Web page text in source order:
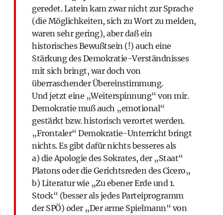
geredet. Latein kam zwar nicht zur Sprache
(die Möglichkeiten, sich zu Wort zu melden,
waren sehr gering), aber daß ein
historisches Bewußtsein (!) auch eine
Stärkung des Demokratie-Verständnisses
mit sich bringt, war doch von
überraschender Übereinstimmung.
Und jetzt eine „Weiterspinnung“ von mir.
Demokratie muß auch „emotional“
gestärkt bzw. historisch verortet werden.
„Frontaler“ Demokratie-Unterricht bringt
nichts. Es gibt dafür nichts besseres als
a) die Apologie des Sokrates, der „Staat“
Platons oder die Gerichtsreden des Cicero„
b) Literatur wie „Zu ebener Erde und 1.
Stock“ (besser als jedes Parteiprogramm
der SPÖ) oder „Der arme Spielmann“ von